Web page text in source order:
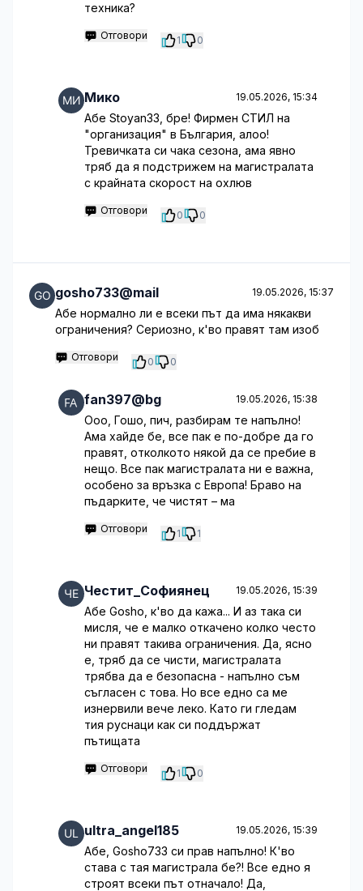
техника?
Отговори 1 0
Мико 19.05.2026, 15:34
Абе Stoyan33, бре! Фирмен СТИЛ на
"организация" в България, алоо!
Тревичката си чака сезона, ама явно
тряб да я подстрижем на магистралата
с крайната скорост на охлюв
Отговори 0 0
gosho733@mail 19.05.2026, 15:37
Абе нормално ли е всеки път да има някакви
ограничения? Сериозно, к'во правят там изоб
Отговори 0 0
fan397@bg 19.05.2026, 15:38
Ооо, Гошо, пич, разбирам те напълно!
Ама хайде бе, все пак е по-добре да го
правят, отколкото някой да се пребие в
нещо. Все пак магистралата ни е важна,
особено за връзка с Европа! Браво на
пъдарките, че чистят – ма
Отговори 1 1
Честит_Софиянец 19.05.2026, 15:39
Абе Goshо, к'во да кажа... И аз така си
мисля, че е малко откачено колко често
ни правят такива ограничения. Да, ясно
е, тряб да се чисти, магистралата
трябва да е безопасна - напълно съм
съгласен с това. Но все едно са ме
изнервили вече леко. Като ги гледам
тия руснаци как си поддържат
пътищата
Отговори 1 0
ultra_angel185 19.05.2026, 15:39
Абе, Gosho733 си прав напълно! К'во
става с тая магистрала бе?! Все едно я
строят всеки път отначало! Да,